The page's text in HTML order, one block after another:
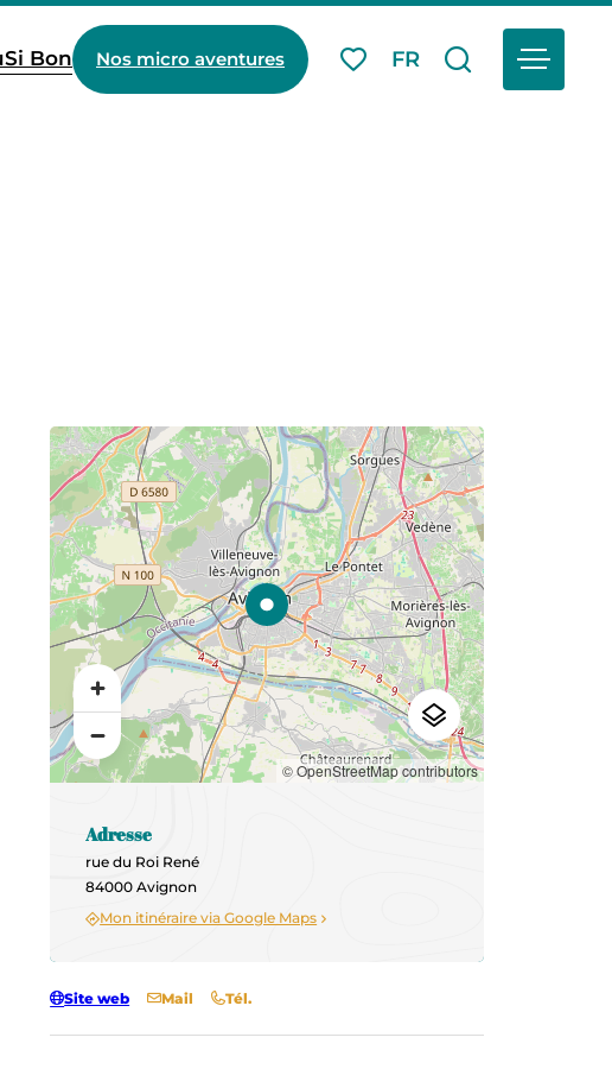
Si Bon Nos micro aventures
Mes favoris
FR
Je
© OpenStreetMap contributors
Adresse
rue du Roi René
84000 Avignon
Mon itinéraire via Google Maps
Site web Mail Tél.